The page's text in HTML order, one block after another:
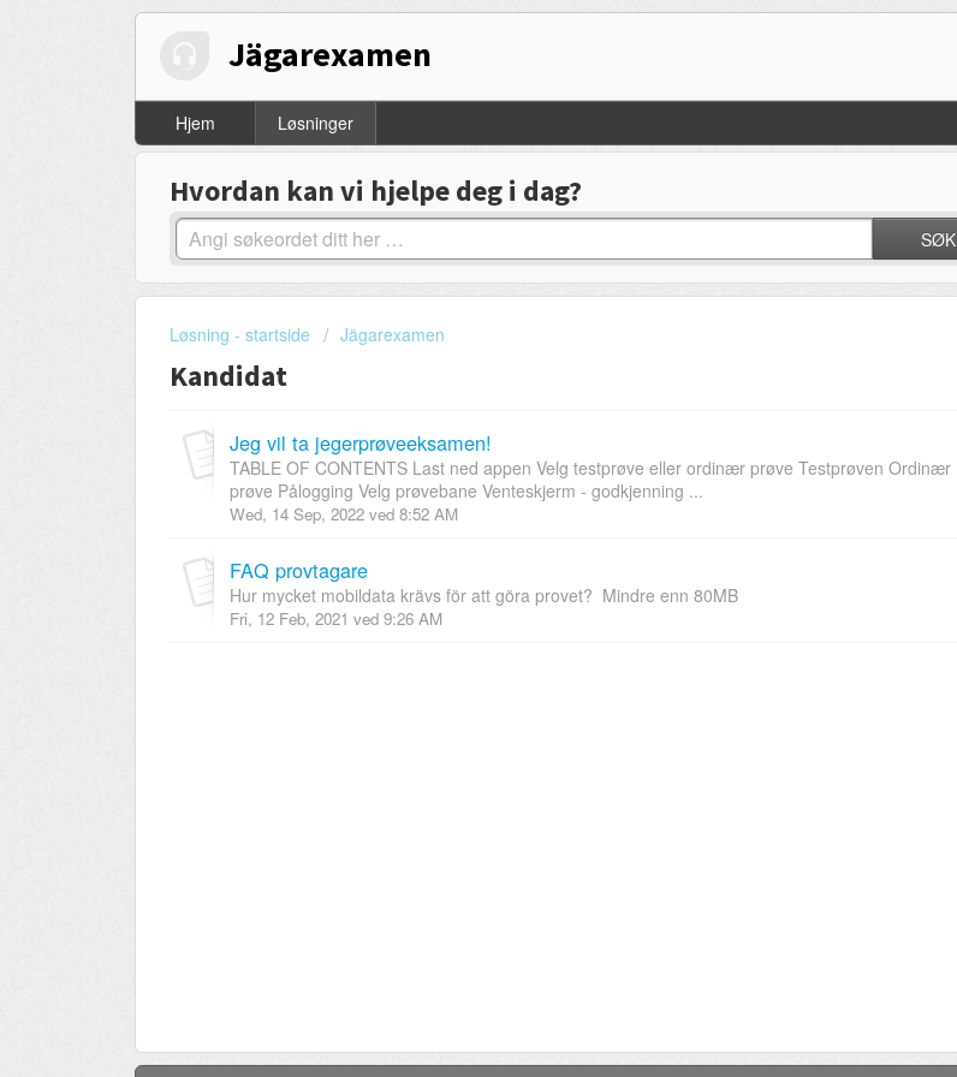
Jägarexamen
Hjem Løsninger
Hvordan kan vi hjelpe deg i dag?
SØK
Løsning - startside Jägarexamen
Kandidat
Jeg vil ta jegerprøveeksamen!
TABLE OF CONTENTS Last ned appen Velg testprøve eller ordinær prøve Testprøven Ordinær
prøve Pålogging Velg prøvebane Venteskjerm - godkjenning ...
Wed, 14 Sep, 2022 ved 8:52 AM
FAQ provtagare
Hur mycket mobildata krävs för att göra provet? Mindre enn 80MB
Fri, 12 Feb, 2021 ved 9:26 AM